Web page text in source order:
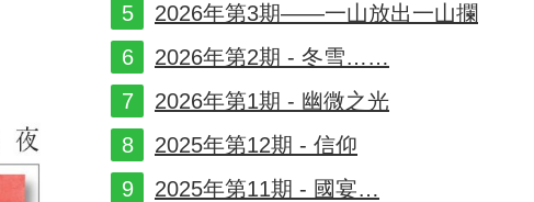
2026年第3期——一山放出一山攔
2026年第2期 - 冬雪……
2026年第1期 - 幽微之光
2025年第12期 - 信仰
2025年第11期 - 國宴…